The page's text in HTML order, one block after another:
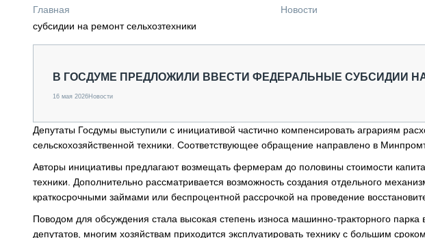
ОБЗОР РЫНКА
ГРУЗОПЕРЕВОЗКИ
ИСПЫТАТЕЛИ
ТЕХНОЛОГИИ
ДОРОЖНАЯ ИНДУСТРИЯ
СЕРВИСМЕНЫ
Главная Новости
субсидии на ремонт сельхозтехники
В ГОСДУМЕ ПРЕДЛОЖИЛИ ВВЕСТИ ФЕДЕРАЛЬНЫЕ СУБСИДИИ
16 мая 2026Новости
Депутаты Госдумы выступили с инициативой частично компенсировать аграриям
сельскохозяйственной техники. Соответствующее обращение направлено в
Авторы инициативы предлагают возмещать фермерам до половины стоимости
техники. Дополнительно рассматривается возможность создания отдельного
краткосрочными займами или беспроцентной рассрочкой на проведение
Поводом для обсуждения стала высокая степень износа машинно-тракторного
депутатов, многим хозяйствам приходится эксплуатировать технику с большим